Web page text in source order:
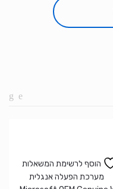
הוסף לרשימת המשאלות